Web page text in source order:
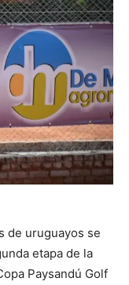
de uruguayos se
etapa de la
Paysandú Golf